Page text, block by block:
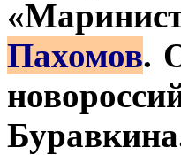
Пахомов.